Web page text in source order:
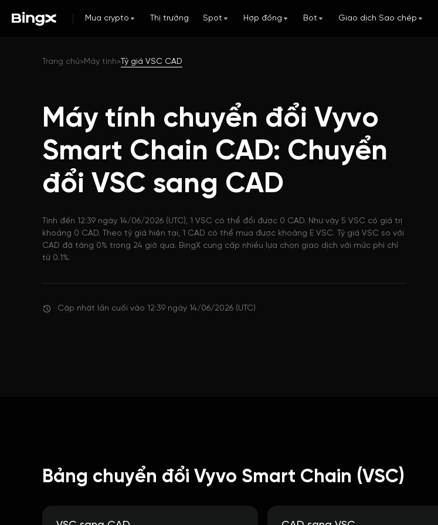
Mua crypto Thị trường Spot Hợp đồng Bot Giao dịch Sao chép
Trang chủ>Máy tính> Tỷ giá VSC CAD
Máy tính chuyển đổi Vyvo
Smart Chain CAD: Chuyển
đổi VSC sang CAD
Tính đến 12:39 ngày 14/06/2026 (UTC), 1 VSC có thể đổi được 0 CAD. Như vậy 5 VSC có giá trị
khoảng 0 CAD. Theo tỷ giá hiện tại, 1 CAD có thể mua được khoảng E VSC. Tỷ giá VSC so với
CAD đã tăng 0% trong 24 giờ qua. BingX cung cấp nhiều lựa chọn giao dịch với mức phí chỉ
từ 0.1%.
Cập nhật lần cuối vào 12:39 ngày 14/06/2026 (UTC)
Bảng chuyển đổi Vyvo Smart Chain (VSC)